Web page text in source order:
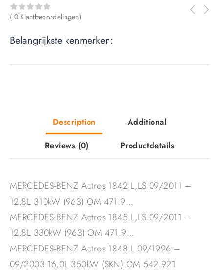
( 0 Klantbeoordelingen)
Belangrijkste kenmerken:
Description Additional
Reviews (0) Productdetails
MERCEDES-BENZ Actros 1842 L,LS 09/2011 –
12.8L 310kW (963) OM 471.9…
MERCEDES-BENZ Actros 1845 L,LS 09/2011 –
12.8L 330kW (963) OM 471.9…
MERCEDES-BENZ Actros 1848 L 09/1996 –
09/2003 16.0L 350kW (SKN) OM 542.921